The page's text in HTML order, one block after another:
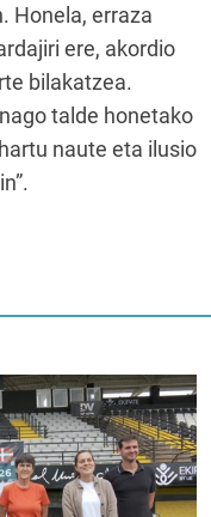
Honela, erraza
ere, akordio
bilakatzea.
talde honetako
naute eta ilusio